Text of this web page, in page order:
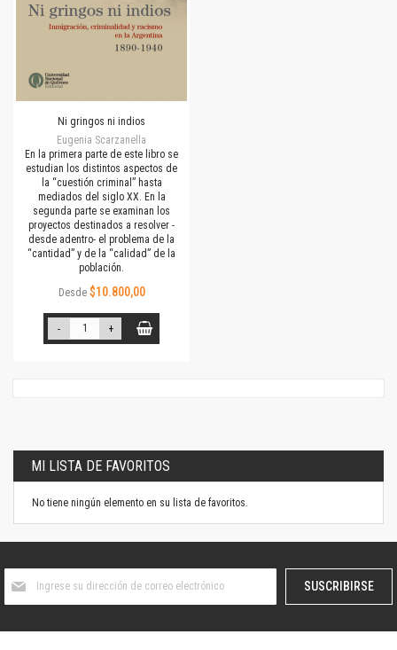
Ni gringos ni indios
Eugenia Scarzanella
En la primera parte de este libro se
estudian los distintos aspectos de
la “cuestión criminal” hasta
mediados del siglo XX. En la
segunda parte se examinan los
proyectos destinados a resolver -
desde adentro- el problema de la
“cantidad” y de la “calidad” de la
población.
Desde $10.800,00
- +
MI LISTA DE FAVORITOS
No tiene ningún elemento en su lista de favoritos.
boletín
SUSCRIBIRSE